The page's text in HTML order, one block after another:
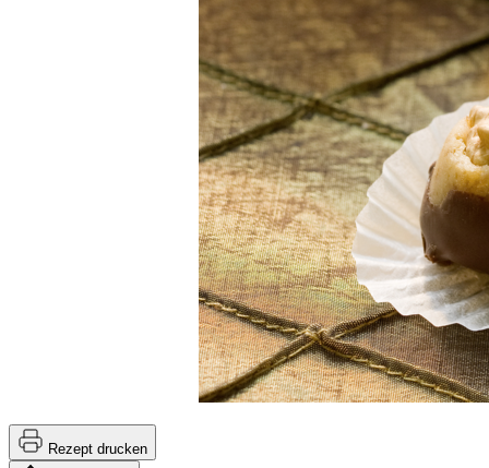
Rezept drucken